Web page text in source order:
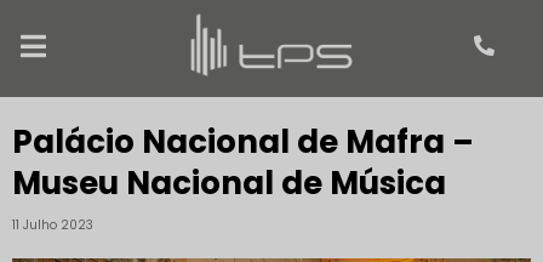
Palácio Nacional de Mafra –
Museu Nacional de Música
11 Julho 2023